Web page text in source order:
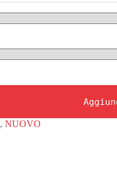
, NUOVO